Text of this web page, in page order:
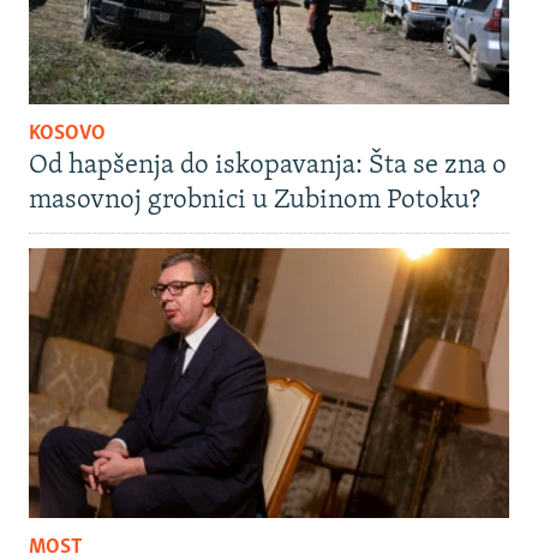
KOSOVO
Od hapšenja do iskopavanja: Šta se zna o
masovnoj grobnici u Zubinom Potoku?
MOST